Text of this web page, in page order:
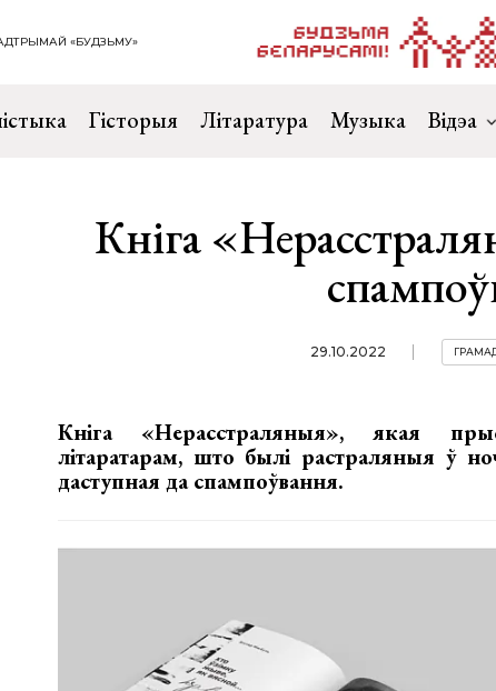
«БУДЗЬМУ»
Гісторыя Літаратура Музыка Відэа
Кніга
29.10.2022
Кніга «Нерасстраляныя», якая
літаратарам, што былі растраляныя ў
даступная да спампоўвання.